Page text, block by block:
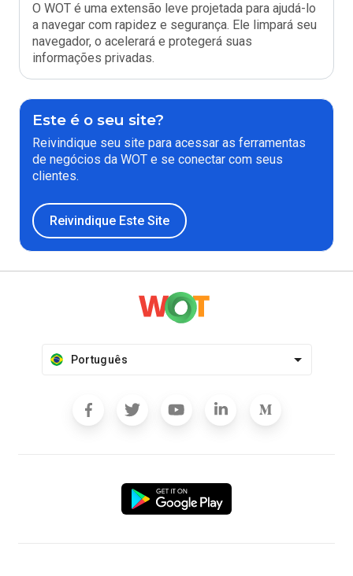
O WOT é uma extensão leve projetada para ajudá-lo
a navegar com rapidez e segurança. Ele limpará seu
navegador, o acelerará e protegerá suas
informações privadas.
Este é o seu site?
Reivindique seu site para acessar as ferramentas
de negócios da WOT e se conectar com seus
clientes.
Reivindique Este Site
Português